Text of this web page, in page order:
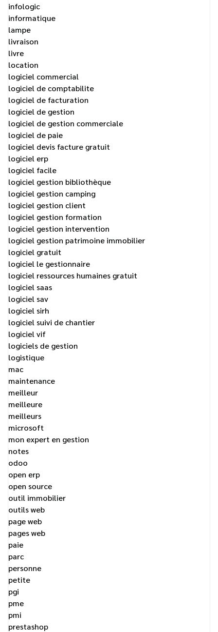
infologic
informatique
lampe
livraison
livre
location
logiciel commercial
logiciel de comptabilite
logiciel de facturation
logiciel de gestion
logiciel de gestion commerciale
logiciel de paie
logiciel devis facture gratuit
logiciel erp
logiciel facile
logiciel gestion bibliothèque
logiciel gestion camping
logiciel gestion client
logiciel gestion formation
logiciel gestion intervention
logiciel gestion patrimoine immobilier
logiciel gratuit
logiciel le gestionnaire
logiciel ressources humaines gratuit
logiciel saas
logiciel sav
logiciel sirh
logiciel suivi de chantier
logiciel vif
logiciels de gestion
logistique
mac
maintenance
meilleur
meilleure
meilleurs
microsoft
mon expert en gestion
notes
odoo
open erp
open source
outil immobilier
outils web
page web
pages web
paie
parc
personne
petite
pgi
pme
pmi
prestashop